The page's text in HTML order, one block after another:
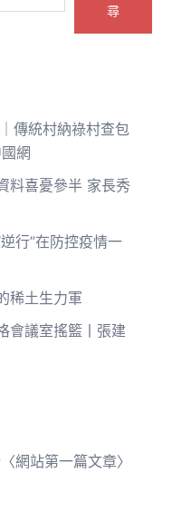
尋
傳統村納祿村查包
網
料喜憂參半 家長秀
行”在防控疫情一
稀土生力軍
會議室搖籃丨張建
網站第一篇文章〉